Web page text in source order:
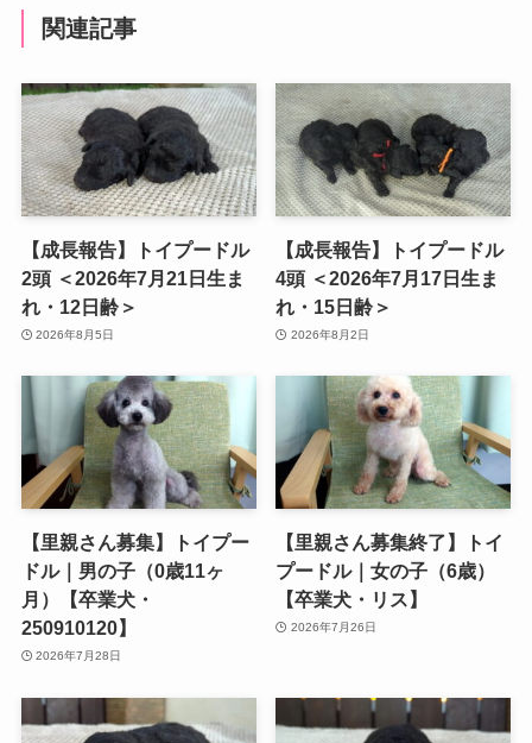
関連記事
【成長報告】トイプードル
2頭 ＜2026年7月21日生ま
れ・12日齢＞
2026年8月5日
【成長報告】トイプードル
4頭 ＜2026年7月17日生ま
れ・15日齢＞
2026年8月2日
【里親さん募集】トイプー
ドル｜男の子（0歳11ヶ
月）【卒業犬・
250910120】
2026年7月28日
【里親さん募集終了】トイ
プードル｜女の子（6歳）
【卒業犬・リス】
2026年7月26日